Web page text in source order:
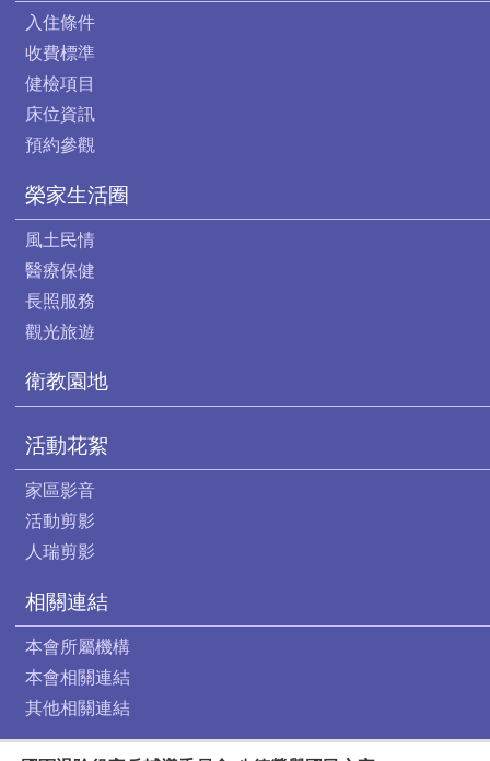
入住條件
收費標準
健檢項目
床位資訊
預約參觀
榮家生活圈
風土民情
醫療保健
長照服務
觀光旅遊
衛教園地
活動花絮
家區影音
活動剪影
人瑞剪影
相關連結
本會所屬機構
本會相關連結
其他相關連結